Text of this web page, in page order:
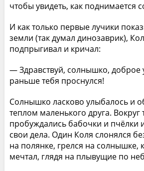
чтобы увидеть, как поднимается
И как только первые лучики
земли (так думал динозаврик),
подпрыгивал и кричал:
— Здравствуй, солнышко, доброе
раньше тебя проснулся!
Солнышко ласково улыбалось и
теплом маленького друга. Вокруг
пробуждались бабочки и пчёлки
свои дела. Один Коля слонялся
на полянке, грелся на солнышке,
мечтал, глядя на плывущие по